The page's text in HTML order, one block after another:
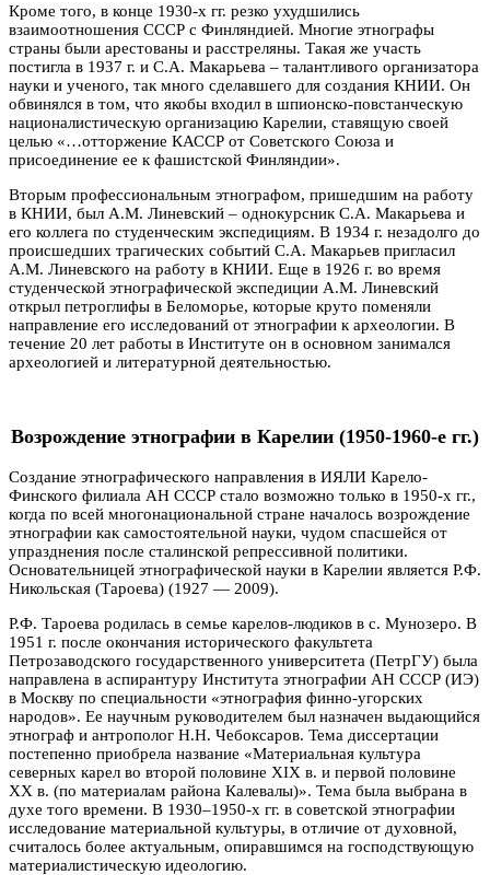
Кроме того, в конце 1930-х гг. резко ухудшились
взаимоотношения СССР с Финляндией. Многие этнографы
страны были арестованы и расстреляны. Такая же участь
постигла в 1937 г. и С.А. Макарьева – талантливого организатора
науки и ученого, так много сделавшего для создания КНИИ. Он
обвинялся в том, что якобы входил в шпионско-повстанческую
националистическую организацию Карелии, ставящую своей
целью «…отторжение КАССР от Советского Союза и
присоединение ее к фашистской Финляндии».
Вторым профессиональным этнографом, пришедшим на работу
в КНИИ, был А.М. Линевский – однокурсник С.А. Макарьева и
его коллега по студенческим экспедициям. В 1934 г. незадолго до
происшедших трагических событий С.А. Макарьев пригласил
А.М. Линевского на работу в КНИИ. Еще в 1926 г. во время
студенческой этнографической экспедиции А.М. Линевский
открыл петроглифы в Беломорье, которые круто поменяли
направление его исследований от этнографии к археологии. В
течение 20 лет работы в Институте он в основном занимался
археологией и литературной деятельностью.
Возрождение этнографии в Карелии (1950-1960-е гг.)
Создание этнографического направления в ИЯЛИ Карело-
Финского филиала АН СССР стало возможно только в 1950-х гг.,
когда по всей многонациональной стране началось возрождение
этнографии как самостоятельной науки, чудом спасшейся от
упразднения после сталинской репрессивной политики.
Основательницей этнографической науки в Карелии является Р.Ф.
Никольская (Тароева) (1927 — 2009).
Р.Ф. Тароева родилась в семье карелов-людиков в с. Мунозеро. В
1951 г. после окончания исторического факультета
Петрозаводского государственного университета (ПетрГУ) была
направлена в аспирантуру Института этнографии АН СССР (ИЭ)
в Москву по специальности «этнография финно-угорских
народов». Ее научным руководителем был назначен выдающийся
этнограф и антрополог Н.Н. Чебоксаров. Тема диссертации
постепенно приобрела название «Материальная культура
северных карел во второй половине XIX в. и первой половине
XX в. (по материалам района Калевалы)». Тема была выбрана в
духе того времени. В 1930–1950-х гг. в советской этнографии
исследование материальной культуры, в отличие от духовной,
считалось более актуальным, опиравшимся на господствующую
материалистическую идеологию.